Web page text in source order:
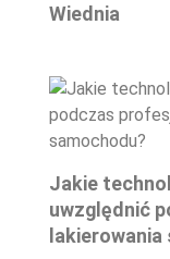
Wiednia
Jakie
uwzględnić
lakierowania